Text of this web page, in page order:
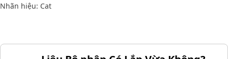
Nhãn hiệu: Cat